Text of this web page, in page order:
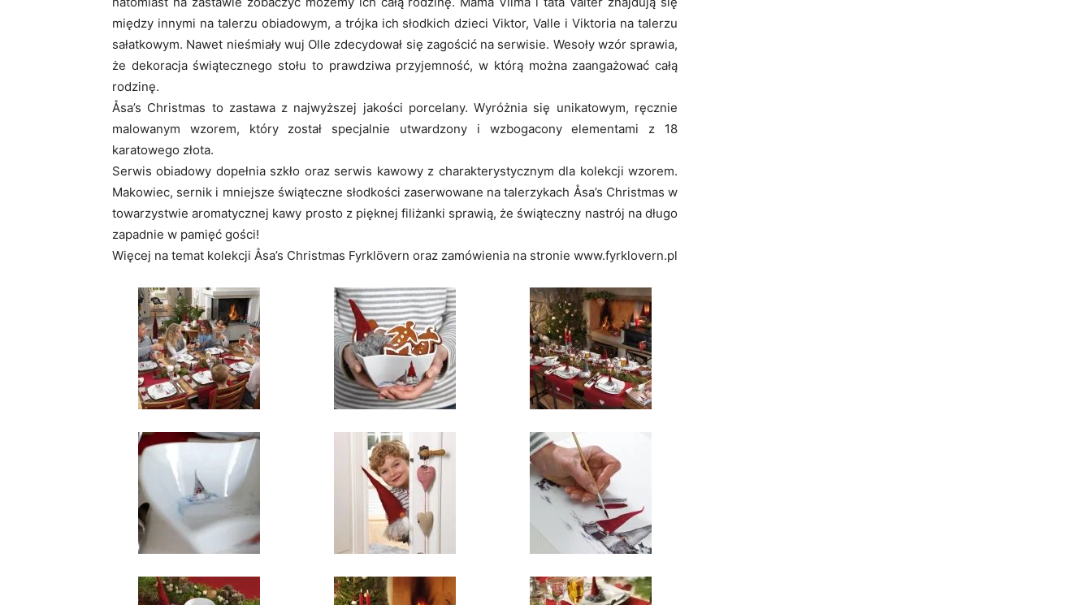
między innymi na talerzu obiadowym, a trójka ich słodkich dzieci Viktor, Valle i Viktoria na talerzu
sałatkowym. Nawet nieśmiały wuj Olle zdecydował się zagościć na serwisie. Wesoły wzór sprawia,
że dekoracja świątecznego stołu to prawdziwa przyjemność, w którą można zaangażować całą
rodzinę.
Åsa’s Christmas to zastawa z najwyższej jakości porcelany. Wyróżnia się unikatowym, ręcznie
malowanym wzorem, który został specjalnie utwardzony i wzbogacony elementami z 18
karatowego złota.
Serwis obiadowy dopełnia szkło oraz serwis kawowy z charakterystycznym dla kolekcji wzorem.
Makowiec, sernik i mniejsze świąteczne słodkości zaserwowane na talerzykach Åsa’s Christmas w
towarzystwie aromatycznej kawy prosto z pięknej filiżanki sprawią, że świąteczny nastrój na długo
zapadnie w pamięć gości!
Więcej na temat kolekcji Åsa’s Christmas Fyrklövern oraz zamówienia na stronie www.fyrklovern.pl